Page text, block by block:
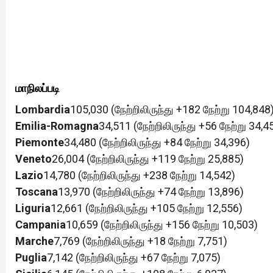
மாநிலப்படி
Lombardia105,030 (நேற்றிலிருந்து +182 நேற்று 104,848)
Emilia-Romagna34,511 (நேற்றிலிருந்து +56 நேற்று
Piemonte34,480 (நேற்றிலிருந்து +84 நேற்று 34,396)
Veneto26,004 (நேற்றிலிருந்து +119 நேற்று 25,885)
Lazio14,780 (நேற்றிலிருந்து +238 நேற்று 14,542)
Toscana13,970 (நேற்றிலிருந்து +74 நேற்று 13,896)
Liguria12,661 (நேற்றிலிருந்து +105 நேற்று 12,556)
Campania10,659 (நேற்றிலிருந்து +156 நேற்று 10,503)
Marche7,769 (நேற்றிலிருந்து +18 நேற்று 7,751)
Puglia7,142 (நேற்றிலிருந்து +67 நேற்று 7,075)